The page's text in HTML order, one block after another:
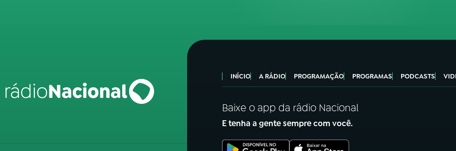
INÍCIO A RÁDIO PROGRAMAÇÃO PROGRAMAS PODCASTS
Baixe o app da rádio Nacional
E tenha a gente sempre com você.